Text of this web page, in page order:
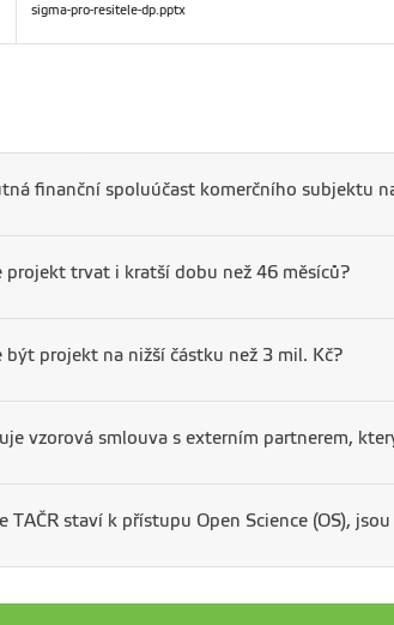
sigma-pro-resitele-dp.pptx
finanční spoluúčast komerčního subjektu
projekt trvat i kratší dobu než 46 měsíců?
být projekt na nižší částku než 3 mil. Kč?
vzorová smlouva s externím partnerem,
TAČR staví k přístupu Open Science (OS),